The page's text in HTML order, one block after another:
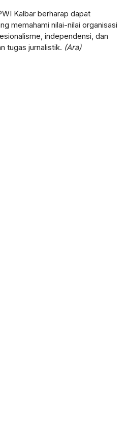
Kalbar berharap dapat
memahami nilai-nilai organisasi
independensi, dan
tugas jurnalistik. (Ara)